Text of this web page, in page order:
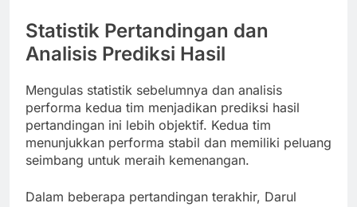
Statistik Pertandingan dan
Analisis Prediksi Hasil
Mengulas statistik sebelumnya dan analisis
performa kedua tim menjadikan prediksi hasil
pertandingan ini lebih objektif. Kedua tim
menunjukkan performa stabil dan memiliki peluang
seimbang untuk meraih kemenangan.
Dalam beberapa pertandingan terakhir, Darul